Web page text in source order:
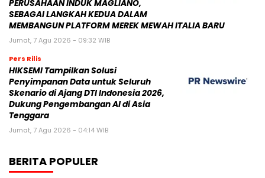
PERUSAHAAN INDUK MAGLIANO,
SEBAGAI LANGKAH KEDUA DALAM
MEMBANGUN PLATFORM MEREK MEWAH ITALIA BARU
Jumat, 7 Agu 2026 - 09:32 WIB
Pers Rilis
HIKSEMI Tampilkan Solusi
Penyimpanan Data untuk Seluruh
Skenario di Ajang DTI Indonesia 2026,
Dukung Pengembangan AI di Asia
Tenggara
Jumat, 7 Agu 2026 - 04:14 WIB
BERITA POPULER